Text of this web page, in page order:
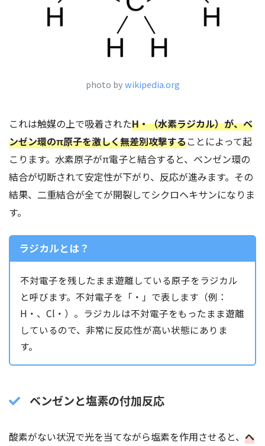
photo bywikipedia.org
これは触媒の上で吸着されたH・（水素ラジカル）が、ベ
ンゼン環のπ原子を激しく無差別攻撃することによって起
こります。水素原子がπ電子と結合すると、ベンゼン環の
結合が切断されて安定性が下がり、反応が進みます。その
結果、二重結合が全てが開裂してシクロヘキサンになりま
す。
ラジカルとは？
不対電子を残したまま遊離している原子をラジカル
と呼びます。不対電子を「・」で表します（例：
H・、Cl・）。ラジカルは不対電子をもったまま遊離
しているので、非常に反応性が高い状態にありま
す。
ベンゼンと塩素の付加反応
酸素がない状況で光を当てながら塩素を作用させると、 ヘ